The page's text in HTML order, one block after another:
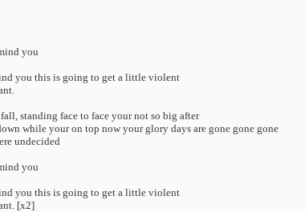
you
you this is going to get a little violent
standing face to face your not so big after
while your on top now your glory days are gone gone gone
undecided
you
you this is going to get a little violent
[x2]